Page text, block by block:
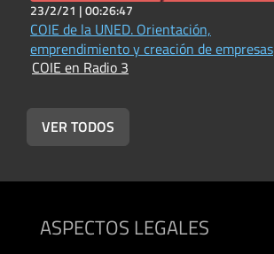
23/2/21 |00:26:47
COIE de la UNED. Orientación,
emprendimiento y creación de empresas
COIE en Radio 3
VER TODOS
ASPECTOS LEGALES